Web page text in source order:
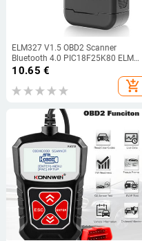
ELM327 V1.5 OBD2 Scanner
Bluetooth 4.0 PIC18F25K80 ELM
327 Car Diagnostic Tool for Android
& IOS Car Code Reader ELM327
Faslink
10.65 €
add_shopping_cart